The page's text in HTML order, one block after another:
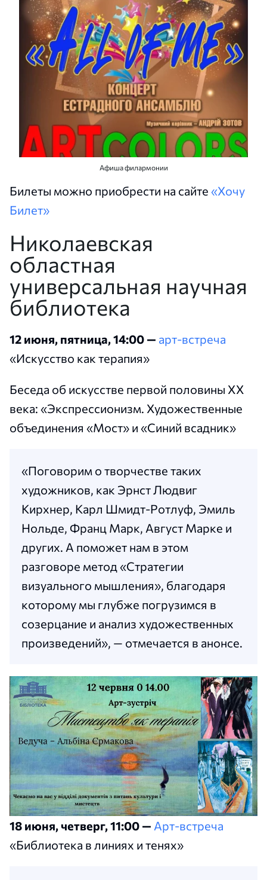
Афиша филармонии
Билеты можно приобрести на сайте «Хочу
Билет»
Николаевская
областная
универсальная научная
библиотека
12 июня, пятница, 14:00 — арт-встреча
«Искусство как терапия»
Беседа об искусстве первой половины ХХ
века: «Экспрессионизм. Художественные
объединения «Мост» и «Синий всадник»
«Поговорим о творчестве таких
художников, как Эрнст Людвиг
Кирхнер, Карл Шмидт-Ротлуф, Эмиль
Нольде, Франц Марк, Август Марке и
других. А поможет нам в этом
разговоре метод «Стратегии
визуального мышления», благодаря
которому мы глубже погрузимся в
созерцание и анализ художественных
произведений», — отмечается в анонсе.
18 июня, четверг, 11:00 — Арт-встреча
«Библиотека в линиях и тенях»